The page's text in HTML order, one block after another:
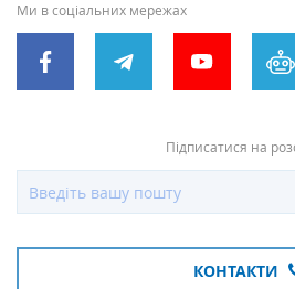
Ми в соціальних мережах
Підписатися на
КОНТАКТИ